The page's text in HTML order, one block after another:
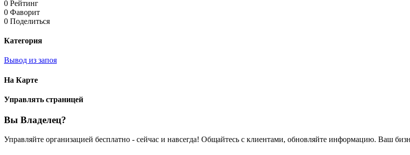
0 Рейтинг
0 Фаворит
0 Поделиться
Категория
Вывод из запоя
На Карте
Управлять страницей
Вы Владелец?
Управляйте организацией бесплатно - сейчас и навсегда! Общайтесь с клиентами, обновляйте информацию. Ваш